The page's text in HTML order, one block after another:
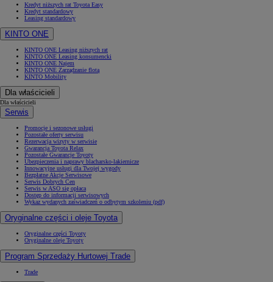
Kredyt niższych rat Toyota Easy
Kredyt standardowy
Leasing standardowy
KINTO ONE
KINTO ONE Leasing niższych rat
KINTO ONE Leasing konsumencki
KINTO ONE Najem
KINTO ONE Zarządzanie flotą
KINTO Mobility
Dla właścicieli
Dla właścicieli
Serwis
Promocje i sezonowe usługi
Pozostałe oferty serwisu
Rezerwacja wizyty w serwisie
Gwarancja Toyota Relax
Pozostałe Gwarancje Toyoty
Ubezpieczenia i naprawy blacharsko-lakiernicze
Innowacyjne usługi dla Twojej wygody
Bezpłatne Akcje Serwisowe
Serwis Dobrych Cen
Serwis w ASO się opłaca
Dostęp do informacji serwisowych
Wykaz wydanych zaświadczeń o odbytym szkoleniu (pdf)
Oryginalne części i oleje Toyota
Oryginalne części Toyoty
Oryginalne oleje Toyoty
Program Sprzedaży Hurtowej Trade
Trade